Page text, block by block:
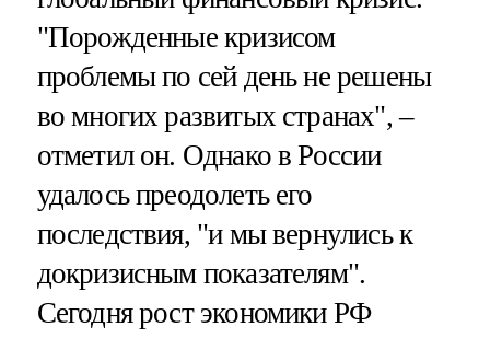
"Порожденные кризисом
проблемы по сей день не решены
во многих развитых странах", –
отметил он. Однако в России
удалось преодолеть его
последствия, "и мы вернулись к
докризисным показателям".
Сегодня рост экономики РФ